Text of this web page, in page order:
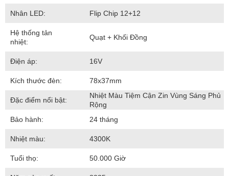
Nhân LED: Flip Chip 12+12
Hệ thống tản
nhiệt:
Quạt + Khối Đồng
Điện áp: 16V
Kích thước đèn: 78x37mm
Đặc điểm nổi bật:
Nhiệt Màu Tiệm Cận Zin Vùng Sáng Phủ
Rộng
Bảo hành:
24 tháng
Nhiệt màu: 4300K
Tuổi thọ: 50.000 Giờ